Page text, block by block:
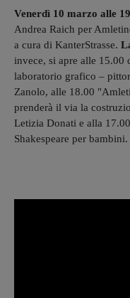
Venerdì 10 marzo alle
Andrea Raich per
a cura di KanterStrasse.
invece, si apre alle 15.00
laboratorio grafico –
Zanolo, alle 18.00
prenderà il via la
Letizia Donati e alla
Shakespeare per bambini.